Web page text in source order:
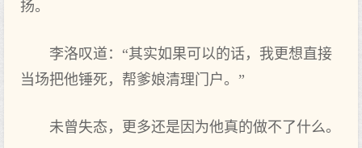
扬。
李洛叹道：“其实如果可以的话，我更想直接
当场把他锤死，帮爹娘清理门户。”
未曾失态，更多还是因为他真的做不了什么。